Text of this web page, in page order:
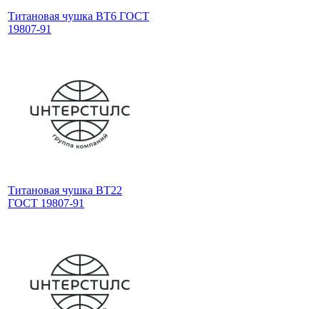
Титановая чушка ВТ6 ГОСТ
19807-91
Титановая чушка ВТ22
ГОСТ 19807-91